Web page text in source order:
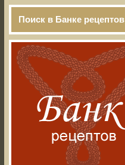
Поиск в Банке рецептов